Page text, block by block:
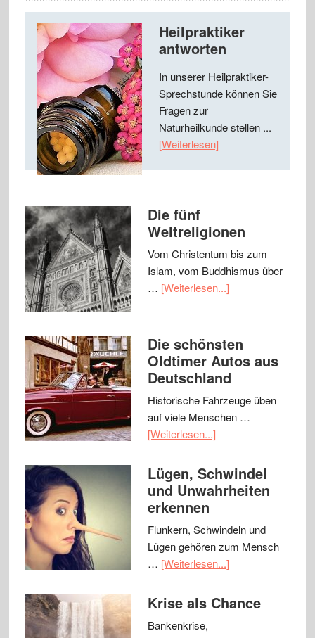
Heilpraktiker
antworten
In unserer Heilpraktiker-
Sprechstunde können Sie
Fragen zur
Naturheilkunde stellen ...
[Weiterlesen]
Die fünf
Weltreligionen
Vom Christentum bis zum
Islam, vom Buddhismus über
… [Weiterlesen...]
Die schönsten
Oldtimer Autos aus
Deutschland
Historische Fahrzeuge üben
auf viele Menschen …
[Weiterlesen...]
Lügen, Schwindel
und Unwahrheiten
erkennen
Flunkern, Schwindeln und
Lügen gehören zum Mensch
… [Weiterlesen...]
Krise als Chance
Bankenkrise,